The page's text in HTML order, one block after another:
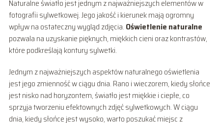
Naturalne światło jest jednym z najważniejszych elementów w
fotografii sylwetkowej. Jego jakość i kierunek mają ogromny
wpływ na ostateczny wygląd zdjęcia. Oświetlenie naturalne
pozwala na uzyskanie pięknych, miękkich cieni oraz kontrastów,
które podkreślają kontury sylwetki.
Jednym z najważniejszych aspektów naturalnego oświetlenia
jest jego zmienność w ciągu dnia. Rano i wieczorem, kiedy słońce
jest nisko nad horyzontem, światło jest miękkie i ciepłe, co
sprzyja tworzeniu efektownych zdjęć sylwetkowych. W ciągu
dnia, kiedy słońce jest wysoko, warto poszukać miejsc z